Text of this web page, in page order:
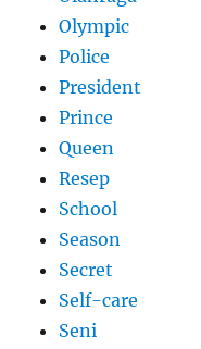
Olympic
Police
President
Prince
Queen
Resep
School
Season
Secret
Self-care
Seni